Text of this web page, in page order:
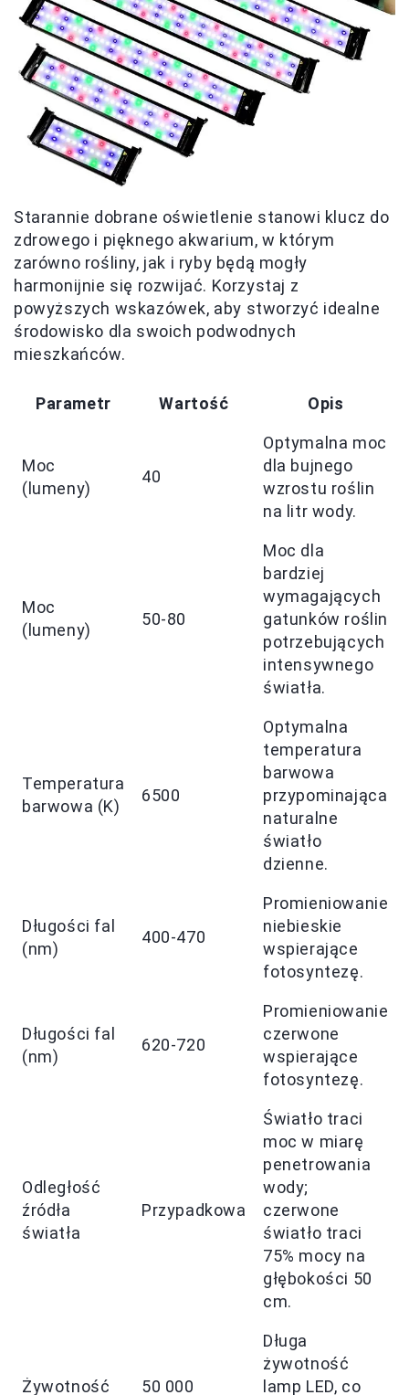
Starannie dobrane oświetlenie stanowi klucz do
zdrowego i pięknego akwarium, w którym
zarówno rośliny, jak i ryby będą mogły
harmonijnie się rozwijać. Korzystaj z
powyższych wskazówek, aby stworzyć idealne
środowisko dla swoich podwodnych
mieszkańców.
Parametr Wartość Opis
Moc
(lumeny)
40
Optymalna moc
dla bujnego
wzrostu roślin
na litr wody.
Moc
(lumeny)
50-80
Moc dla
bardziej
wymagających
gatunków roślin
potrzebujących
intensywnego
światła.
Temperatura
barwowa (K)
6500
Optymalna
temperatura
barwowa
przypominająca
naturalne
światło
dzienne.
Długości fal
(nm)
400-470
Promieniowanie
niebieskie
wspierające
fotosyntezę.
Długości fal
(nm)
620-720
Promieniowanie
czerwone
wspierające
fotosyntezę.
Odległość
źródła
światła
Przypadkowa
Światło traci
moc w miarę
penetrowania
wody;
czerwone
światło traci
75% mocy na
głębokości 50
cm.
Żywotność 50 000
Długa
żywotność
lamp LED, co